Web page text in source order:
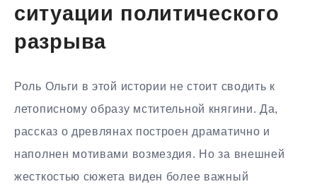
ситуации политического
разрыва
Роль Ольги в этой истории не стоит сводить к
летописному образу мстительной княгини. Да,
рассказ о древлянах построен драматично и
наполнен мотивами возмездия. Но за внешней
жесткостью сюжета виден более важный